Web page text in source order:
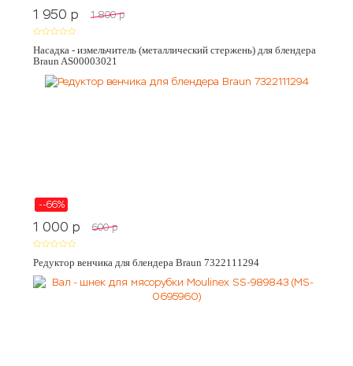
1 950 p 1 800 p
Насадка - измельчитель (металлический стержень) для блендера
Braun AS00003021
--66%
1 000 p 600 p
Редуктор венчика для блендера Braun 7322111294